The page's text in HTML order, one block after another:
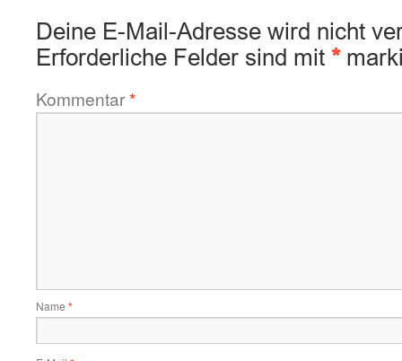
Deine E-Mail-Adresse wird nicht
Erforderliche Felder sind mit *
Kommentar*
Name *